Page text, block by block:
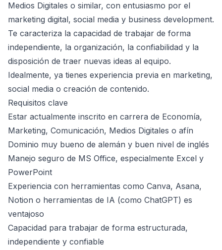
Medios Digitales o similar, con entusiasmo por el
marketing digital, social media y business development.
Te caracteriza la capacidad de trabajar de forma
independiente, la organización, la confiabilidad y la
disposición de traer nuevas ideas al equipo.
Idealmente, ya tienes experiencia previa en marketing,
social media o creación de contenido.
Requisitos clave
Estar actualmente inscrito en carrera de Economía,
Marketing, Comunicación, Medios Digitales o afín
Dominio muy bueno de alemán y buen nivel de inglés
Manejo seguro de MS Office, especialmente Excel y
PowerPoint
Experiencia con herramientas como Canva, Asana,
Notion o herramientas de IA (como ChatGPT) es
ventajoso
Capacidad para trabajar de forma estructurada,
independiente y confiable